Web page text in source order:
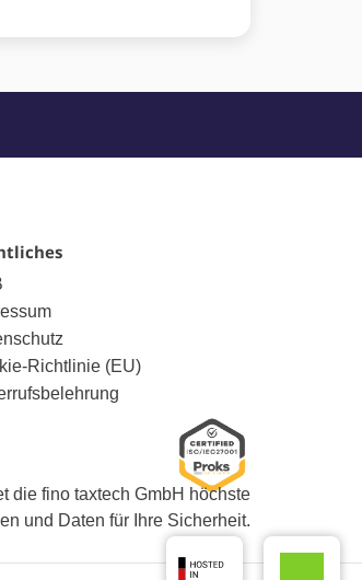
Richtlinie (EU)
die fino taxtech GmbH höchste
und Daten für Ihre Sicherheit.